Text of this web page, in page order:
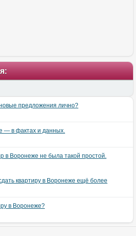
предложения лично?
— в фактах и данных.
в Воронеже не была такой простой.
квартиру в Воронеже ещё более
в Воронеже?